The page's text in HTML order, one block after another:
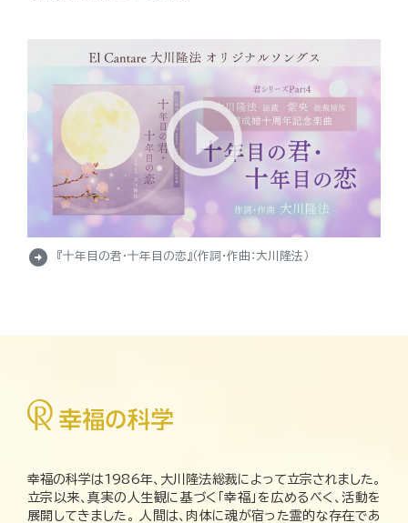
arrow_circle_right 『十年目の君・十年目の恋』（作詞・作曲：大川隆法）
幸福の科学は1986年、大川隆法総裁によって立宗されました。
立宗以来、真実の人生観に基づく「幸福」を広めるべく、活動を
展開してきました。 人間は、肉体に魂が宿った霊的な存在であ